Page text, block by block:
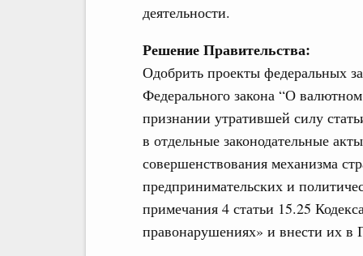
деятельности.
Решение Правительства:
Одобрить проекты федеральных
Федерального закона “О
признании утратившей силу
в отдельные законодательные
совершенствования механизма
предпринимательских и
примечания 4 статьи 15.25
правонарушениях» и внести их в